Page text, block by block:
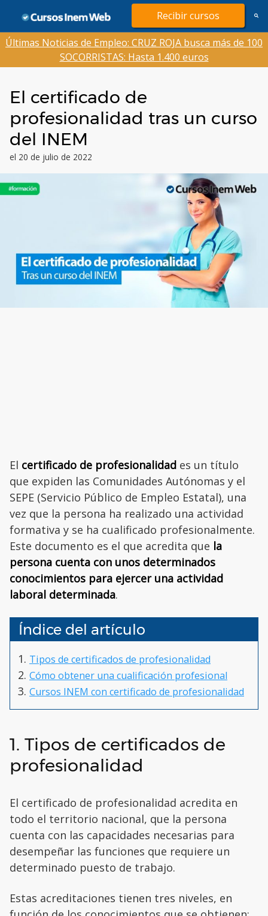
contenido
Recibir cursos
Últimas Noticias de Empleo: CRUZ ROJA busca más de 100
SOCORRISTAS: Hasta 1.400 euros
El certificado de
profesionalidad tras un curso
del INEM
el 20 de julio de 2022
El certificado de profesionalidad es un título
que expiden las Comunidades Autónomas y el
SEPE (Servicio Público de Empleo Estatal), una
vez que la persona ha realizado una actividad
formativa y se ha cualificado profesionalmente.
Este documento es el que acredita que la
persona cuenta con unos determinados
conocimientos para ejercer una actividad
laboral determinada.
Índice del artículo
Tipos de certificados de profesionalidad
Cómo obtener una cualificación profesional
Cursos INEM con certificado de profesionalidad
1. Tipos de certificados de
profesionalidad
El certificado de profesionalidad acredita en
todo el territorio nacional, que la persona
cuenta con las capacidades necesarias para
desempeñar las funciones que requiere un
determinado puesto de trabajo.
Estas acreditaciones tienen tres niveles, en